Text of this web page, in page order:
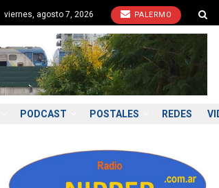
viernes, agosto 7, 2026 PALERMO
PODCAST POSTALES REDES